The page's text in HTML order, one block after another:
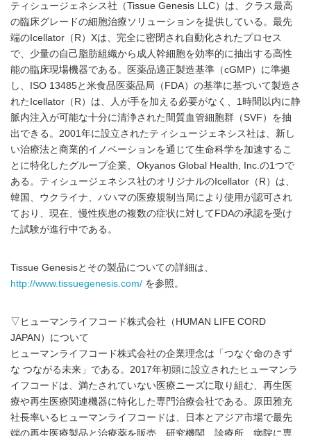
ティシュージェネシス社（Tissue Genesis LLC）は、クラス最高
の臨床グレードの細胞治療ソリューションを提供している。最先
端のIcellator（R）Xは、完全に密閉され自動化されたプロセス
で、少量の自己脂肪組織から成人幹細胞を効率的に抽出する高性
能の臨床現場機器である。医薬品適正製造基準（cGMP）に準拠
し、ISO 13485と米食品医薬品局（FDA）の基準に基づいて製造さ
れたIcellator（R）は、人が手を加える必要がなく、1時間以内に静
脈内注入が可能な十分に清浄された間質血管細胞群（SVF）を抽
出できる。2001年に設立されたティシュージェネシス社は、新し
い治療法と商業的イノベーションを通じて生命科学を加速するこ
とに特化したグループ企業、Okyanos Global Health, Inc.の1つで
ある。ティシュージェネシス社のオリジナルのIcellator（R）は、
韓国、ウクライナ、バハマの医療規制当局により使用が認可され
ており、現在、慢性疾患の複数の症状に対してFDAの承認を受け
た試験が進行中である。
Tissue Genesisとその製品についての詳細は、
http://www.tissuegenesis.com/ を参照。
▽ヒューマンライフコード株式会社（HUMAN LIFE CORD
JAPAN）について
ヒューマンライフコード株式会社の企業理念は「つなぐ命のきず
な つながる未来」である。2017年初頭に設立されたヒューマンラ
イフコードは、満たされていない医療ニーズに取り組む、再生医
療や再生医療関連機器に特化した専門治療会社である。原田雅充
社長率いるヒューマンライフコードは、日本とアジア市場で最先
端の再生医療製品と治療薬を販売、研究機関、診療所、病院に専